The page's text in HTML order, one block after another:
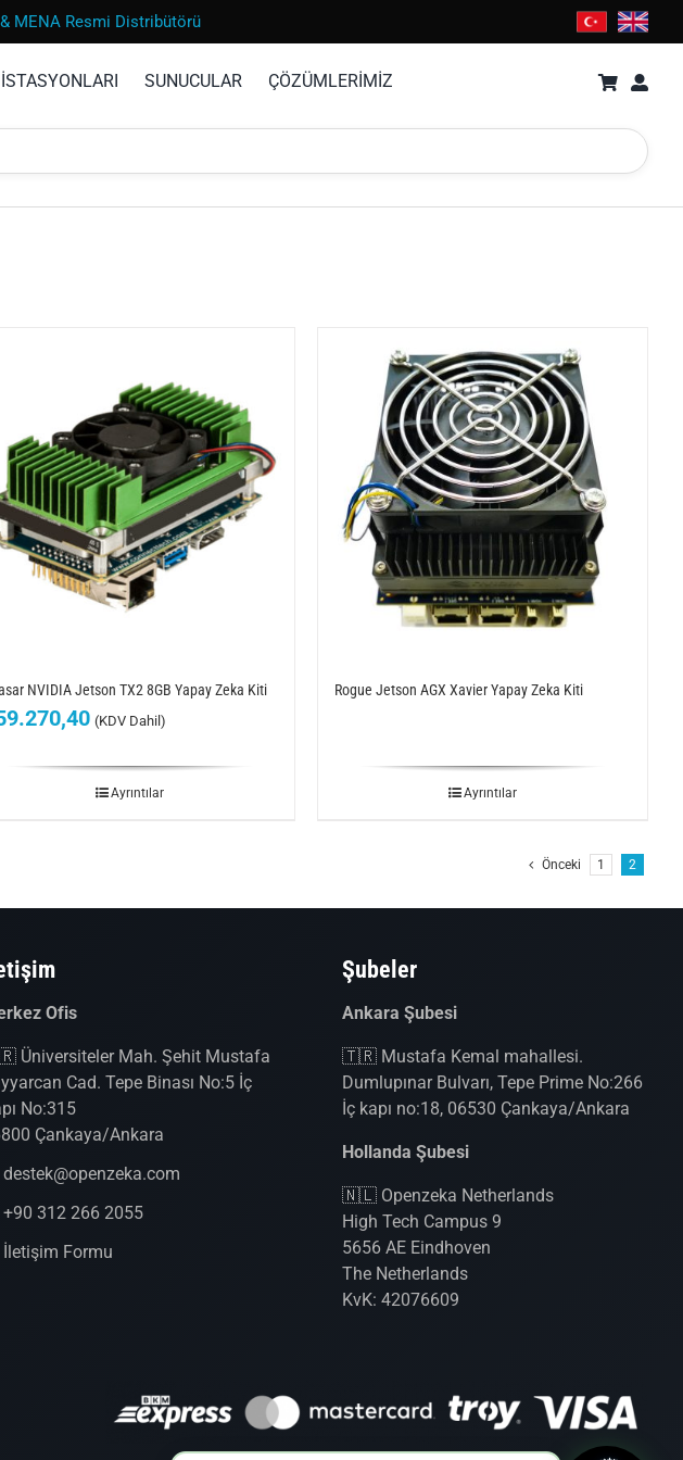
MENA Resmi Distribütörü
SUNUCULAR ÇÖZÜMLERİMİZ
NVIDIA Jetson TX2 8GB Yapay Zeka Kiti
(KDV Dahil)
Ayrıntılar
Rogue Jetson AGX Xavier Yapay Zeka Kiti
Ayrıntılar
Önceki 1 2
Ofis
Üniversiteler Mah. Şehit Mustafa
Cad. Tepe Binası No:5 İç
No:315
Çankaya/Ankara
destek@openzeka.com
312 266 2055
Formu
Şubeler
Ankara Şubesi
🇹🇷 Mustafa Kemal mahallesi.
Dumlupınar Bulvarı, Tepe Prime No:266
İç kapı no:18, 06530 Çankaya/Ankara
Hollanda Şubesi
🇳🇱 Openzeka Netherlands
High Tech Campus 9
5656 AE Eindhoven
The Netherlands
KvK: 42076609